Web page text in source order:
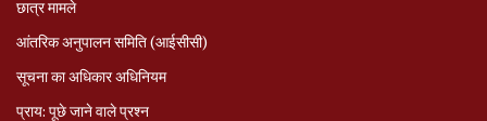
छात्र मामले
आंतरिक अनुपालन समिति (आईसीसी)
सूचना का अधिकार अधिनियम
प्राय: पूछे जाने वाले प्रश्‍न